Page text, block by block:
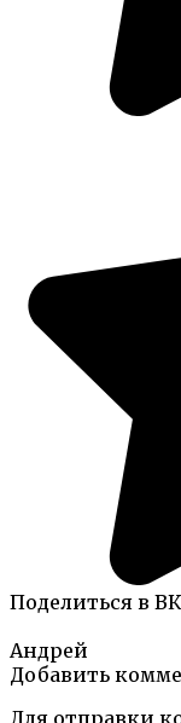
Поделиться в
Андрей
Добавить
Для отправки